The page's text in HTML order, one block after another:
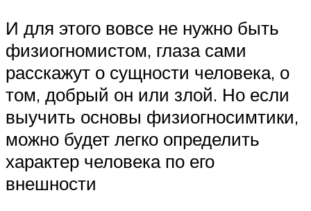
И для этого вовсе не нужно быть
физиогномистом, глаза сами
расскажут о сущности человека, о
том, добрый он или злой. Но если
выучить основы физиогносимтики,
можно будет легко определить
характер человека по его
внешности